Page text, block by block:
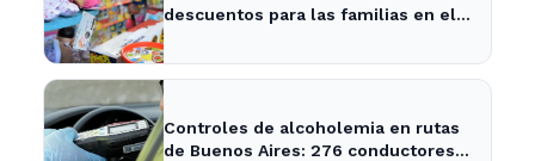
descuentos para las familias en el
Controles de alcoholemia en rutas
de Buenos Aires: 276 conductores